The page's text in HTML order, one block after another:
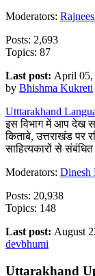
Moderators:
Posts: 2,693
Topics: 87
Last post: April 05,
by Bhishma Kukreti
Utttarakhand
इस विभाग में आप देख
किताबे, उत्तराखंड पर
साहित्यकारों से संबंधित
Moderators: Dinesh
Posts: 20,938
Topics: 148
Last post: August
devbhumi
Uttarakhand